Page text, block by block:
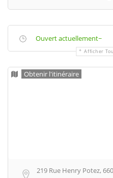
Ouvert actuellement~
Afficher
Obtenir l'itinéraire
219 Rue Henry Potez,